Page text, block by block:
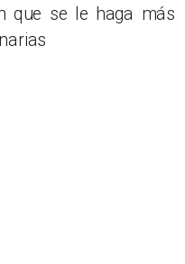
que se le haga más